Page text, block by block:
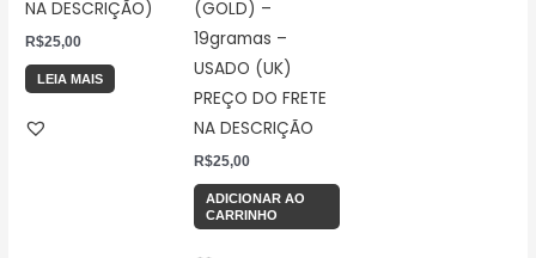
NA DESCRIÇÃO)
R$25,00
LEIA MAIS
(GOLD) –
19gramas –
USADO (UK)
PREÇO DO FRETE
NA DESCRIÇÃO
R$25,00
ADICIONAR AO
CARRINHO